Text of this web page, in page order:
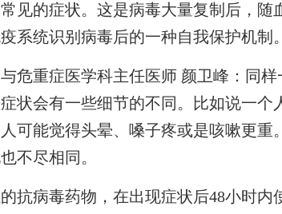
见的症状。这是病毒大量复制后，随
系统识别病毒后的一种自我保护机制。
重症医学科主任医师 颜卫峰：同样
状会有一些细节的不同。比如说一个
可能觉得头晕、嗓子疼或是咳嗽更重
不尽相同。
病毒药物，在出现症状后48小时内